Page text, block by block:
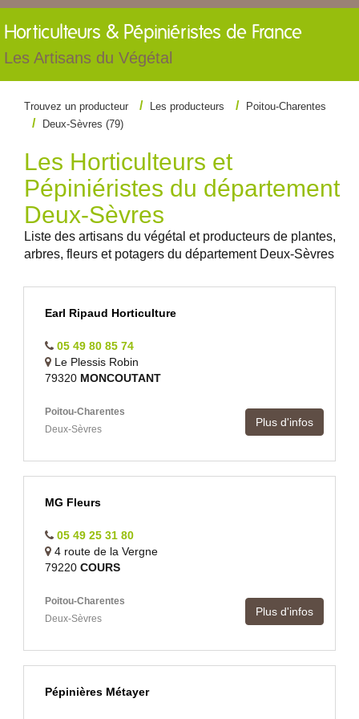
Horticulteurs & Pépiniéristes de France
Les Artisans du Végétal
Trouvez un producteur Les producteurs
Poitou-Charentes
Deux-Sèvres (79)
Les Horticulteurs et
Pépiniéristes du département
Deux-Sèvres
Liste des artisans du végétal et producteurs de plantes,
arbres, fleurs et potagers du département Deux-Sèvres
Earl Ripaud Horticulture
05 49 80 85 74
Le Plessis Robin
79320 MONCOUTANT
Poitou-Charentes
Deux-Sèvres
Plus d'infos
MG Fleurs
05 49 25 31 80
4 route de la Vergne
79220 COURS
Poitou-Charentes
Deux-Sèvres
Plus d'infos
Pépinières Métayer